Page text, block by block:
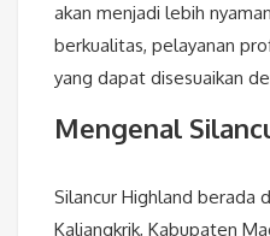
akan menjadi lebih
berkualitas, pelayanan
yang dapat disesuaikan
Mengenal
Silancur Highland berada
Kaliangkrik, Kabupaten